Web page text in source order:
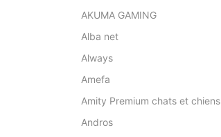
AKUMA GAMING
Alba net
Always
Amefa
Amity Premium chats et chiens
Andros